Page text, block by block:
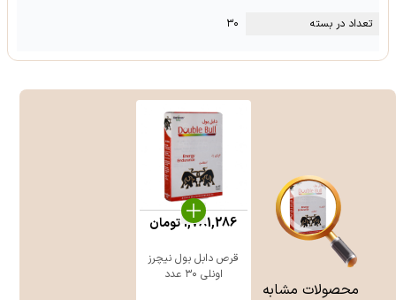
تعداد در بسته ۳۰
محصولات مشابه
قرص دابل بول نیچرز
اونلی ۳۰ عدد
1,781,286تومان